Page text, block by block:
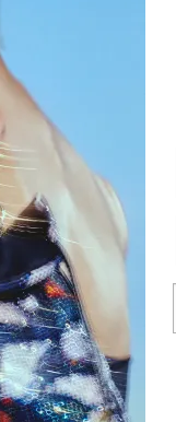
vacuno
níquel.
líquido